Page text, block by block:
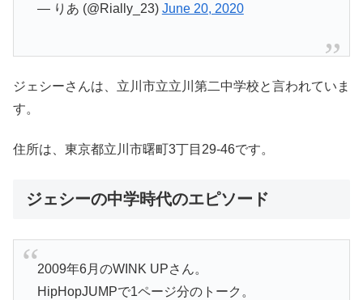
— りあ (@Rially_23) June 20, 2020
ジェシーさんは、立川市立立川第二中学校と言われていま
す。
住所は、東京都立川市曙町3丁目29-46です。
ジェシーの中学時代のエピソード
2009年6月のWINK UPさん。
HipHopJUMPで1ページ分のトーク。